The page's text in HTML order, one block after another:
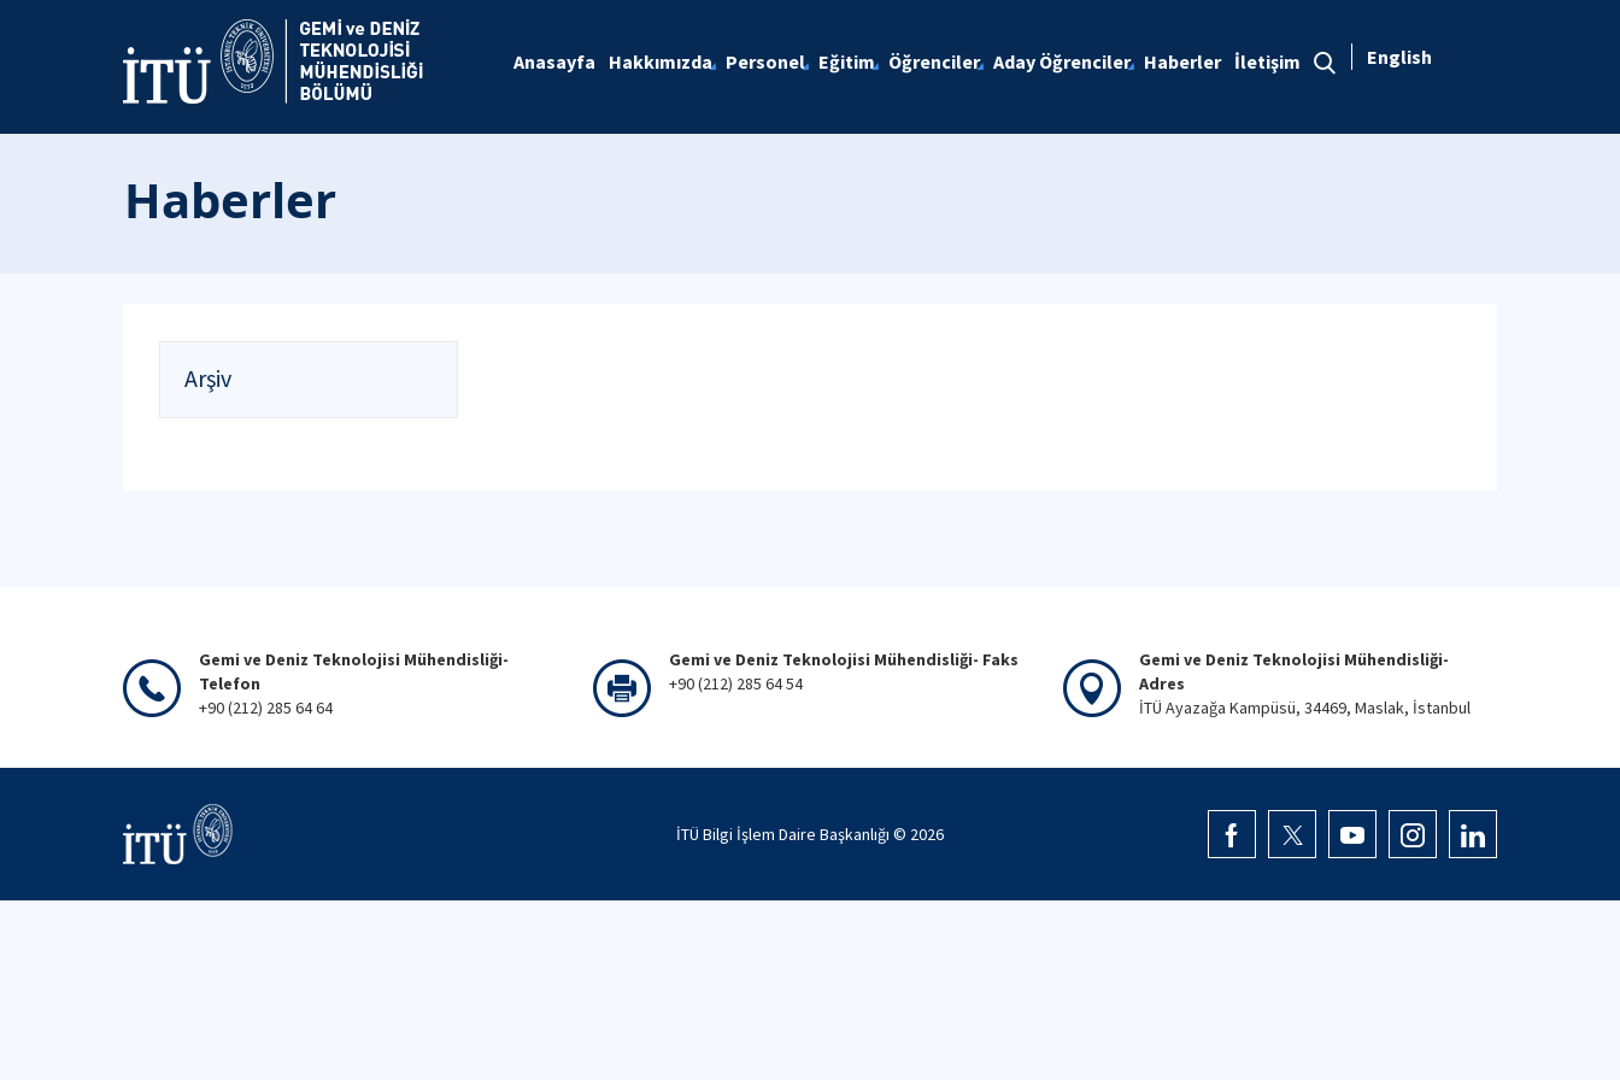
Anasayfa Hakkımızda Personel Eğitim Öğrenciler Aday Öğrenciler Haberler İletişim English
Haberler
Arşiv
Gemi ve Deniz Teknolojisi Mühendisliği-
Telefon
+90 (212) 285 64 64
Gemi ve Deniz Teknolojisi Mühendisliği- Faks
+90 (212) 285 64 54
Gemi ve Deniz Teknolojisi Mühendisliği-
Adres
İTÜ Ayazağa Kampüsü, 34469, Maslak, İstanbul
İTÜ Bilgi İşlem Daire Başkanlığı © 2026